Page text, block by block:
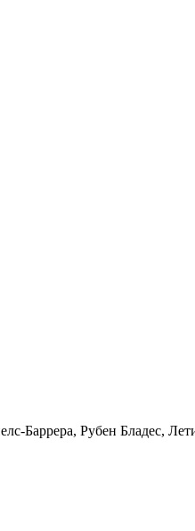
Баррера, Рубен Бладес,